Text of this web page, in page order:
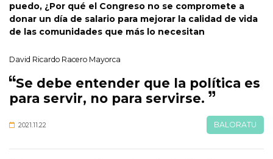
puedo, ¿Por qué el Congreso no se compromete a
donar un día de salario para mejorar la calidad de vida
de las comunidades que más lo necesitan
David Ricardo Racero Mayorca
Se debe entender que la política es
para servir, no para servirse.
2021.11.22 BALORATU